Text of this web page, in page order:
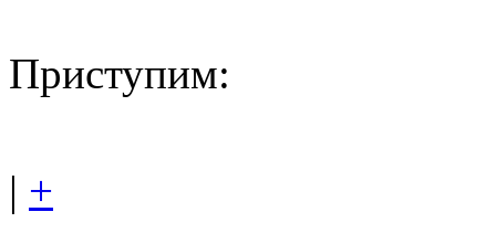
Приступим:
| +